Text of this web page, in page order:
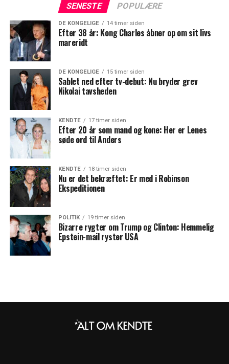
SENESTE POPULÆRE
DE KONGELIGE 14 timer siden
Efter 38 år: Kong Charles åbner op om sit livs
mareridt
DE KONGELIGE 15 timer siden
Sablet ned efter tv-debut: Nu bryder grev
Nikolai tavsheden
KENDTE 17 timer siden
Efter 20 år som mand og kone: Her er Lenes
søde ord til Anders
KENDTE 18 timer siden
Nu er det bekræftet: Er med i Robinson
Ekspeditionen
POLITIK 19 timer siden
Bizarre rygter om Trump og Clinton: Hemmelig
Epstein-mail ryster USA